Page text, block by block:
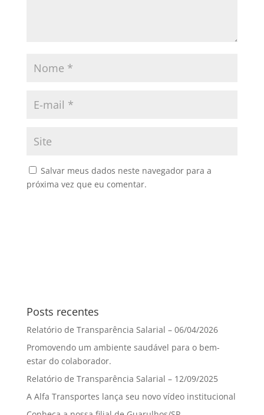
Salvar meus dados neste navegador para a
próxima vez que eu comentar.
Posts recentes
Relatório de Transparência Salarial – 06/04/2026
Promovendo um ambiente saudável para o bem-
estar do colaborador.
Relatório de Transparência Salarial – 12/09/2025
A Alfa Transportes lança seu novo vídeo institucional